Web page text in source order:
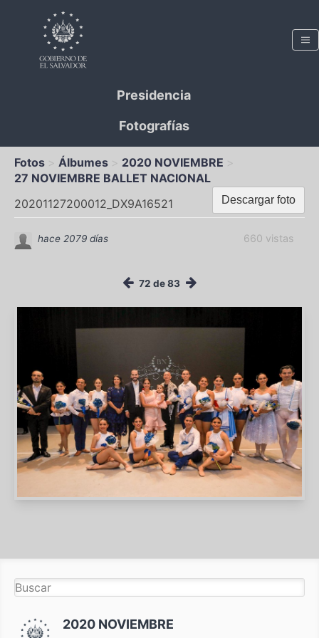
Presidencia
Fotografías
Fotos Álbumes
2020 NOVIEMBRE
27 NOVIEMBRE BALLET NACIONAL
Descargar foto
20201127200012_DX9A16521
660 vistas
hace 2079 días
72 de 83
2020 NOVIEMBRE